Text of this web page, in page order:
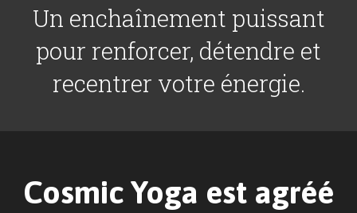
Un enchaînement puissant
pour renforcer, détendre et
recentrer votre énergie.
Cosmic Yoga est agréé